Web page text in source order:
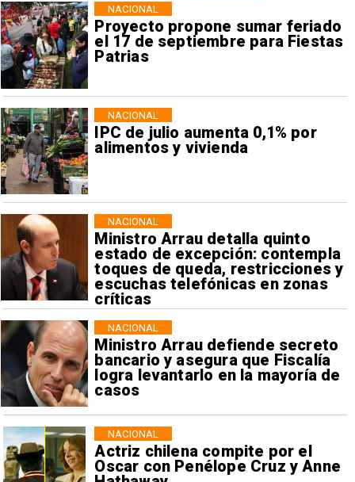
Proyecto propone sumar feriado
el 17 de septiembre para Fiestas
Patrias
NACIONAL
IPC de julio aumenta 0,1% por
alimentos y vivienda
NACIONAL
Ministro Arrau detalla quinto
estado de excepción: contempla
toques de queda, restricciones y
escuchas telefónicas en zonas
críticas
NACIONAL
Ministro Arrau defiende secreto
bancario y asegura que Fiscalía
logra levantarlo en la mayoría de
casos
NACIONAL
Actriz chilena compite por el
Oscar con Penélope Cruz y Anne
NACIONAL